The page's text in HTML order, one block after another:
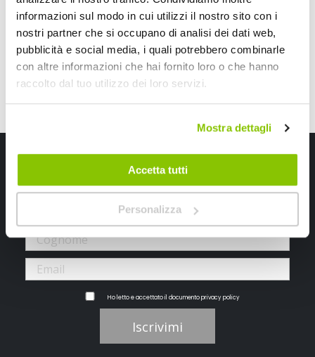
informazioni sul modo in cui utilizzi il nostro sito con i
nostri partner che si occupano di analisi dei dati web,
pubblicità e social media, i quali potrebbero combinarle
con altre informazioni che hai fornito loro o che hanno
raccolto dal tuo utilizzo dei loro servizi.
Mostra dettagli
Accetta tutti
Personalizza
29,70 €
CONSEGNA IN 48H
Iscriviti alla newsletter Speedup
Ricevi subito uno sconto del 10% per il tuo primo acquisto online!
Ho letto e accettato il documentoprivacy policy
Iscrivimi